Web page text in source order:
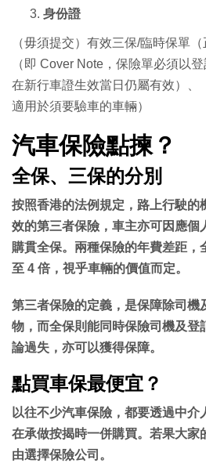
身份證
（毋須提交）有效三保/臨時保單（
（即 Cover Note，保險單必須以
在新行車證生效當日仍屬有效）、
適用於須要驗車的車輛）
汽車保險點揀？
全保、三保的分別
按照香港的法例規定，路上行駛的
效的第三者保險，車主亦可因應個
購貫全保。兩種保險的年費差距，
至 4 倍，視乎車輛的價值而定。
第三者保險的定義，是保障除司機
物，而全保則能同時保險司機及登
論過失，亦可以獲得保障。
點買車保最便宜？
以往不少汽車保險，都要透過中
在承做按揭時一併購買。若果大家
由選擇保險公司。